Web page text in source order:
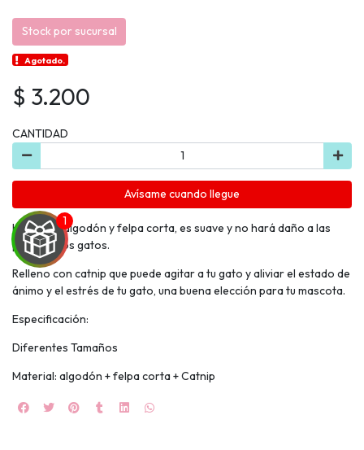
Stock por sucursal
Agotado.
$ 3.200
CANTIDAD
Avísame cuando llegue
Hecho de algodón y felpa corta, es suave y no hará daño a las
patas de los gatos.
Relleno con catnip que puede agitar a tu gato y aliviar el estado de
ánimo y el estrés de tu gato, una buena elección para tu mascota.
Especificación:
Diferentes Tamaños
Material: algodón + felpa corta + Catnip